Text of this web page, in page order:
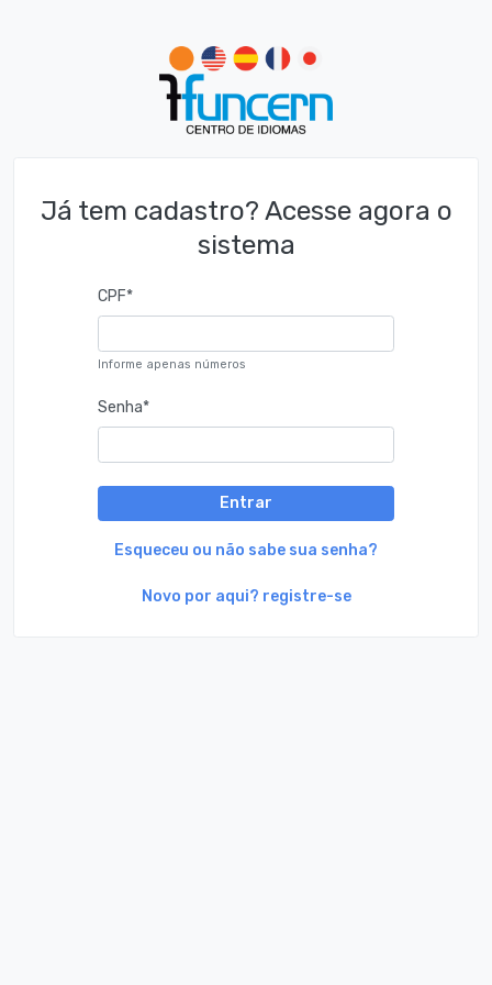
Já tem cadastro? Acesse agora o
sistema
CPF*
Informe apenas números
Senha*
Entrar
Esqueceu ou não sabe sua senha?
Novo por aqui? registre-se